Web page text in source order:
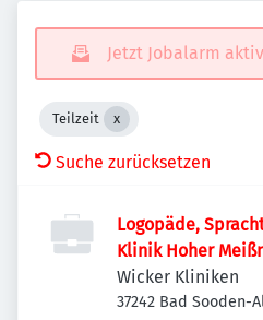
Jetzt Jobalarm
Teilzeit
Suche zurücksetzen
Logopäde,
Klinik Hoher
Wicker Kliniken
37242 Bad Sooden-